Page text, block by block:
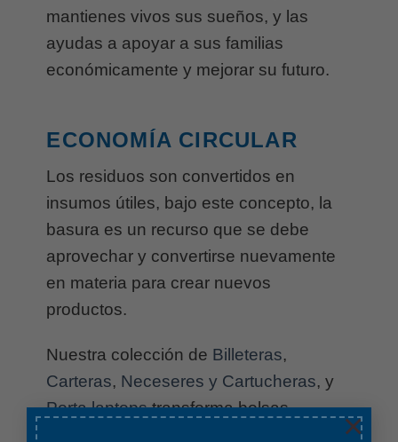
×
mantienes vivos sus sueños, y las
ayudas a apoyar a sus familias
económicamente y mejorar su futuro.
ECONOMÍA CIRCULAR
Los residuos son convertidos en
insumos útiles, bajo este concepto, la
basura es un recurso que se debe
aprovechar y convertirse nuevamente
en materia para crear nuevos
productos.
Nuestra colección de Billeteras,
Carteras, Neceseres y Cartucheras, y
Porta laptopstransforma bolsas